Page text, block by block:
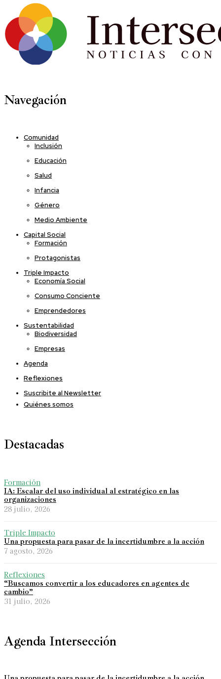
Navegación
Comunidad
Inclusión
Educación
Salud
Infancia
Género
Medio Ambiente
Capital Social
Formación
Protagonistas
Triple Impacto
Economía Social
Consumo Conciente
Emprendedores
Sustentabilidad
Biodiversidad
Empresas
Agenda
Reflexiones
Suscribite al Newsletter
Quiénes somos
Destacadas
Formación
IA: Escalar del uso individual al estratégico en las
organizaciones
28 julio, 2026
Triple Impacto
Una propuesta para pasar de la incertidumbre a la acción
7 agosto, 2026
Reflexiones
“Buscamos convertir a los educadores en agentes de
cambio”
31 julio, 2026
Agenda Intersección